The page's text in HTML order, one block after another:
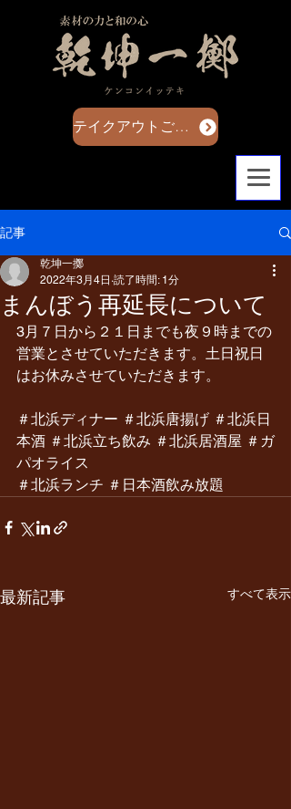
テイクアウトご注文はこちら
記事
まんぼう再延長について
乾坤一擲
2022年3月4日 読了時間: 1分
3月７日から２１日までも夜９時までの
営業とさせていただきます。土日祝日
はお休みさせていただきます。
＃北浜ディナー ＃北浜唐揚げ ＃北浜日
本酒 ＃北浜立ち飲み ＃北浜居酒屋 ＃ガ
パオライス
＃北浜ランチ ＃日本酒飲み放題
最新記事 すべて表示